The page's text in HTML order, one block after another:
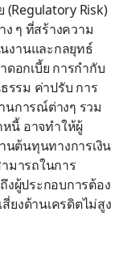
(Regulatory Risk)
ง ๆ ที่สร้างความ
งานและกลยุทธ์
อกเบี้ย การกำกับ
รรม ค่าปรับ การ
การณ์ต่างๆ รวม
หนี้ อาจทำให้ผู้
นต้นทุนทางการเงิน
มารถในการ
ผู้ประกอบการต้อง
ยงด้านเครดิตไม่สูง